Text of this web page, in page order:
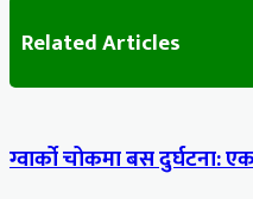
Related Articles
ग्वार्को चोकमा बस दुर्घटना: